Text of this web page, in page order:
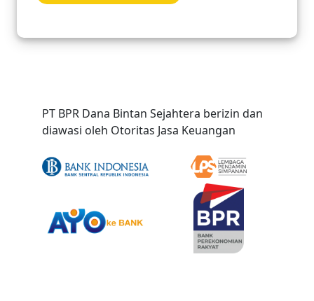
PT BPR Dana Bintan Sejahtera berizin dan
diawasi oleh Otoritas Jasa Keuangan